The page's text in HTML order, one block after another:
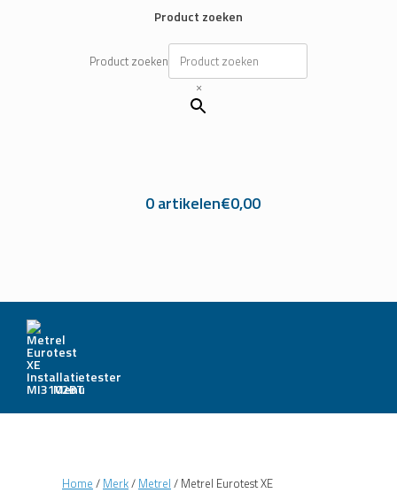
Product zoeken
Product zoeken
×
0 artikelen€0,00
Menu
Home / Merk/ Metrel / Metrel Eurotest XE